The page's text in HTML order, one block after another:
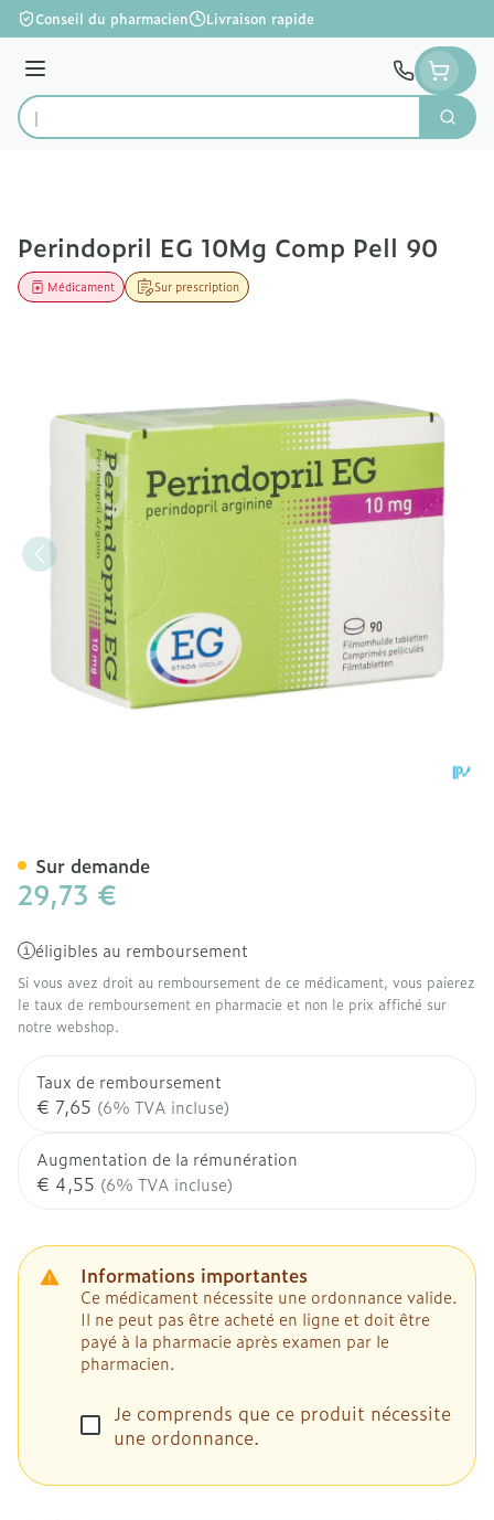
Aller au contenu
Conseil du pharmacien Livraison rapide
Menu
Rechercher
Perindopril EG 10Mg Comp Pell 90
Sur prescription
Médicament
29,73 €
éligibles au remboursement
Si vous avez droit au remboursement de ce médicament, vous paierez
le taux de remboursement en pharmacie et non le prix affiché sur
notre webshop.
Taux de remboursement
€ 7,65 (6% TVA incluse)
Augmentation de la rémunération
€ 4,55 (6% TVA incluse)
Informations importantes
Ce médicament nécessite une ordonnance valide.
Il ne peut pas être acheté en ligne et doit être
payé à la pharmacie après examen par le
pharmacien.
Je comprends que ce produit nécessite
une ordonnance.
Sur demande